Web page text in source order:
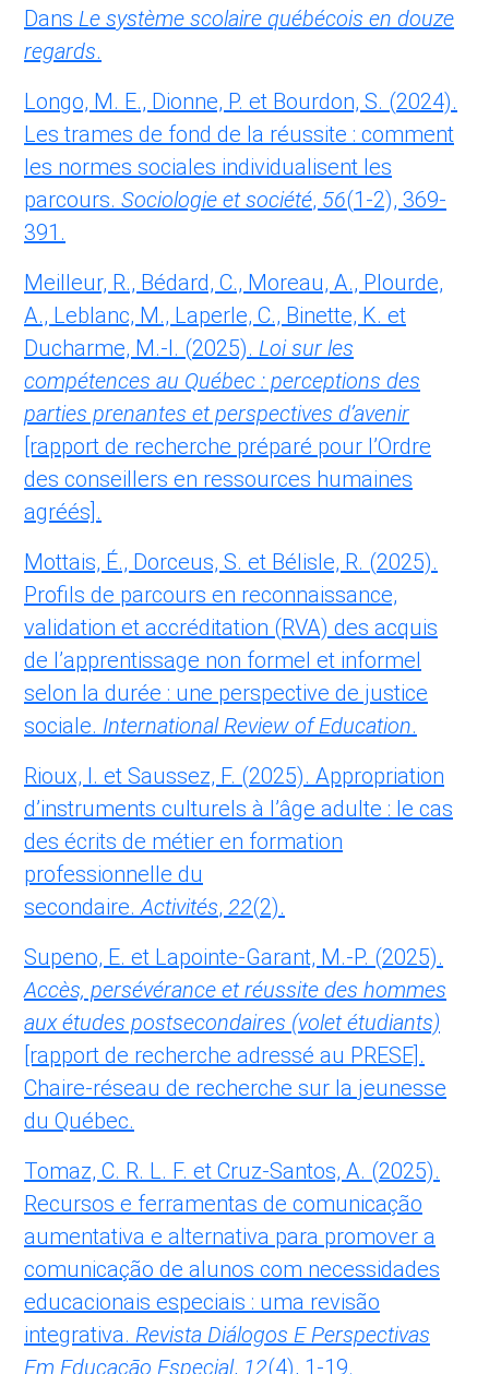
Dans Le système scolaire québécois en douze
regards.
Longo, M. E., Dionne, P. et Bourdon, S. (2024).
Les trames de fond de la réussite : comment
les normes sociales individualisent les
parcours. Sociologie et société, 56(1-2), 369-
391.
Meilleur, R., Bédard, C., Moreau, A., Plourde,
A., Leblanc, M., Laperle, C., Binette, K. et
Ducharme, M.-I. (2025). Loi sur les
compétences au Québec : perceptions des
parties prenantes et perspectives d’avenir
[rapport de recherche préparé pour l’Ordre
des conseillers en ressources humaines
agréés].
Mottais, É., Dorceus, S. et Bélisle, R. (2025).
Profils de parcours en reconnaissance,
validation et accréditation (RVA) des acquis
de l’apprentissage non formel et informel
selon la durée : une perspective de justice
sociale. International Review of Education.
Rioux, I. et Saussez, F. (2025). Appropriation
d’instruments culturels à l’âge adulte : le cas
des écrits de métier en formation
professionnelle du
secondaire.Activités, 22(2).
Supeno, E. et Lapointe-Garant, M.-P. (2025).
Accès, persévérance et réussite des hommes
aux études postsecondaires (volet étudiants)
[rapport de recherche adressé au PRESE].
Chaire-réseau de recherche sur la jeunesse
du Québec.
Tomaz, C. R. L. F. et Cruz-Santos, A. (2025).
Recursos e ferramentas de comunicação
aumentativa e alternativa para promover a
comunicação de alunos com necessidades
educacionais especiais : uma revisão
integrativa. Revista Diálogos E Perspectivas
Em Educação Especial, 12(4), 1-19.